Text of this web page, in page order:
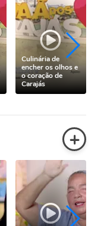
Culinária de
encher os olhos e
o coração de
Carajás
+